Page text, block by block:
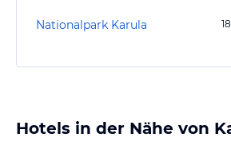
Nationalpark Karula
Hotels in der Nähe von